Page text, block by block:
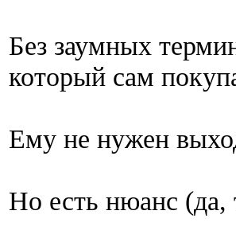
Без заумных
который сам
Ему не нужен
Но есть нюанс (да,